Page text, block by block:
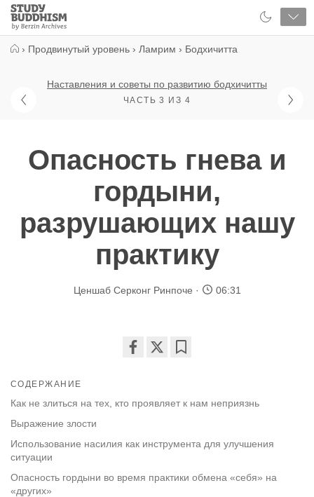
Close
Study
Buddhism
› Продвинутый уровень › Ламрим › Бодхичитта
Наставления и советы по развитию бодхичитты
ЧАСТЬ 3 ИЗ 4
Опасность гнева и
гордыни,
разрушающих нашу
практику
Ценшаб Серконг Ринпоче 06:31
СОДЕРЖАНИЕ
Как не злиться на тех, кто проявляет к нам неприязнь
Выражение злости
Использование насилия как инструмента для улучшения
ситуации
Опасность гордыни во время практики обмена «себя» на
«других»